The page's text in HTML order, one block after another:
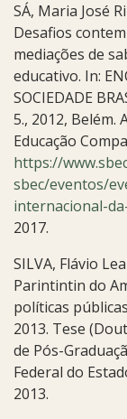
SÁ, Maria José
Desafios
mediações de
educativo. In:
SOCIEDADE
5., 2012, Belém.
Educação
https://
sbec/eventos/
internacional-
2017.
SILVA, Flávio
Parintintin do
políticas
2013. Tese
de Pós-
Federal do
2013.